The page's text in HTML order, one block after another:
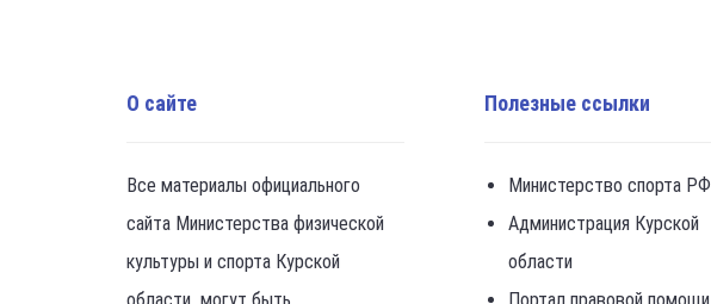
О сайте
Все материалы официального
сайта Министерства физической
культуры и спорта Курской
Полезные ссылки
Министерство спорта РФ
Администрация Курской
области